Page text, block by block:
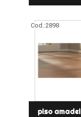
Cod.:2898
piso